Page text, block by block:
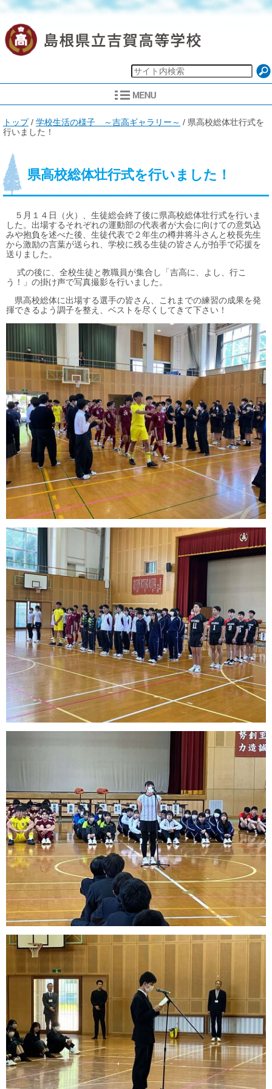
現
在
置：
トップ/ 学校生活の様子 ～吉高ギャラリー～ / 県高校総体壮行式を
行いました！
県高校総体壮行式を行いました！
５月１４日（火）、生徒総会終了後に県高校総体壮行式を行いま
した。出場するそれぞれの運動部の代表者が大会に向けての意気込
みや抱負を述べた後、生徒代表で２年生の樽井将斗さんと校長先生
から激励の言葉が送られ、学校に残る生徒の皆さんが拍手で応援を
送りました。
式の後に、全校生徒と教職員が集合し「吉高に、よし、行こ
う！」の掛け声で写真撮影を行いました。
県高校総体に出場する選手の皆さん、これまでの練習の成果を発
揮できるよう調子を整え、ベストを尽くしてきて下さい！